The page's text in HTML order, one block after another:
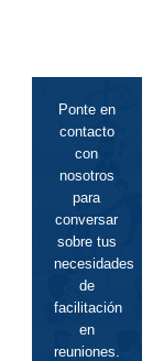
Ponte en
contacto
con
nosotros
para
conversar
sobre tus
necesidades
de
facilitación
en
reuniones.